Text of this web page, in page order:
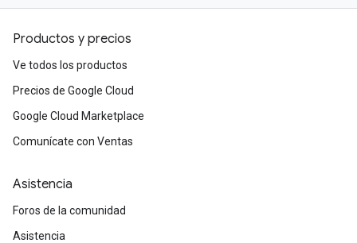
Productos y precios
Ve todos los productos
Precios de Google Cloud
Google Cloud Marketplace
Comunícate con Ventas
Asistencia
Foros de la comunidad
Asistencia